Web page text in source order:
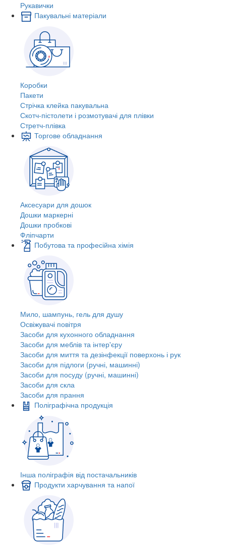
Рукавички
Пакувальні матеріали
Коробки
Пакети
Стрічка клейка пакувальна
Скотч-пістолети і розмотувачі для плівки
Стретч-плівка
Торгове обладнання
Аксесуари для дошок
Дошки маркерні
Дошки пробкові
Фліпчарти
Побутова та професійна хімія
Мило, шампунь, гель для душу
Освіжувачі повітря
Засоби для кухонного обладнання
Засоби для меблів та інтер'єру
Засоби для миття та дезінфекції поверхонь і рук
Засоби для підлоги (ручні, машинні)
Засоби для посуду (ручні, машинні)
Засоби для скла
Засоби для прання
Поліграфічна продукція
Інша поліграфія від постачальників
Продукти харчування та напої